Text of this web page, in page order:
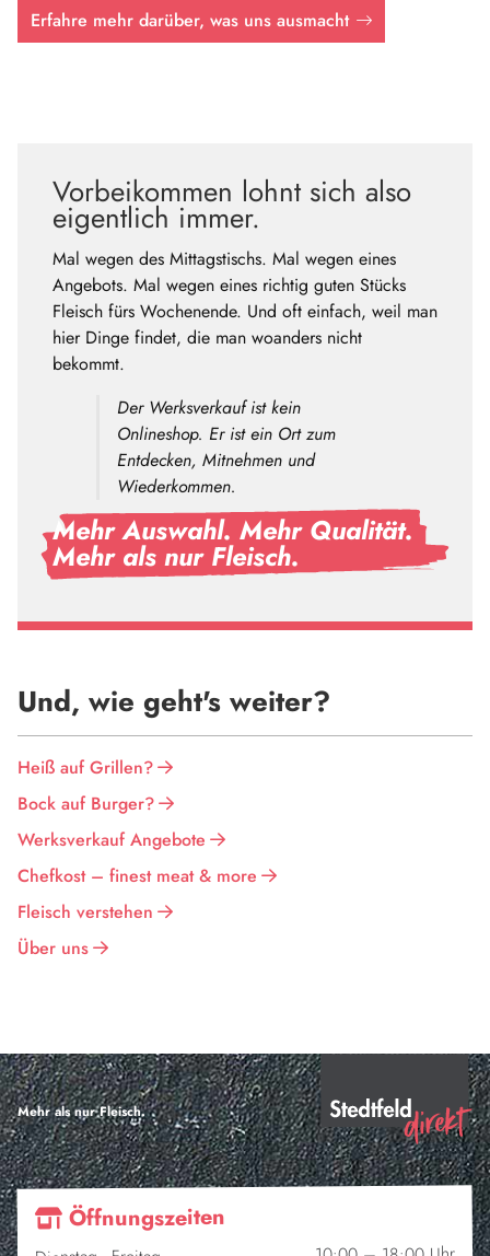
Erfahre mehr darüber, was uns ausmacht
Vorbeikommen lohnt sich also
eigentlich immer.
Mal wegen des Mittagstischs. Mal wegen eines
Angebots. Mal wegen eines richtig guten Stücks
Fleisch fürs Wochenende. Und oft einfach, weil man
hier Dinge findet, die man woanders nicht
bekommt.
Der Werksverkauf ist kein
Onlineshop. Er ist ein Ort zum
Entdecken, Mitnehmen und
Wiederkommen.
Mehr Auswahl. Mehr Qualität.
Mehr als nur Fleisch.
Und, wie geht's weiter?
Heiß auf Grillen?
Bock auf Burger?
Werksverkauf Angebote
Chefkost – finest meat & more
Fleisch verstehen
Über uns
Mehr als nur Fleisch.
Öffnungszeiten